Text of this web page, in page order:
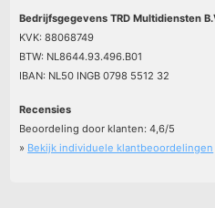
Bedrijfsgegevens TRD Multidiensten
KVK: 88068749
BTW: NL8644.93.496.B01
IBAN: NL50 INGB 0798 5512 32
Recensies
Beoordeling door klanten:4,6/5
» Bekijk individuele klantbeoordelingen